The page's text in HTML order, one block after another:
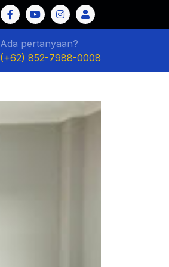
Ada pertanyaan?
(+62) 852-7988-0008